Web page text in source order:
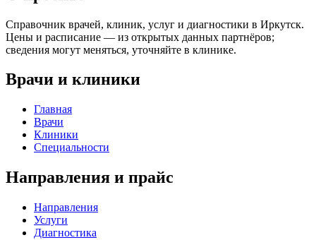
Справочник врачей, клиник, услуг и диагностики в Иркутск.
Цены и расписание — из открытых данных партнёров;
сведения могут меняться, уточняйте в клинике.
Врачи и клиники
Главная
Врачи
Клиники
Специальности
Направления и прайс
Направления
Услуги
Диагностика